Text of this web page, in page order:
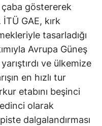
çaba göstererek
GAE, kırk
tasarladığı
Avrupa Güneş
ve ülkemize
en hızlı tur
etabını beşinci
olarak
dalgalandırması